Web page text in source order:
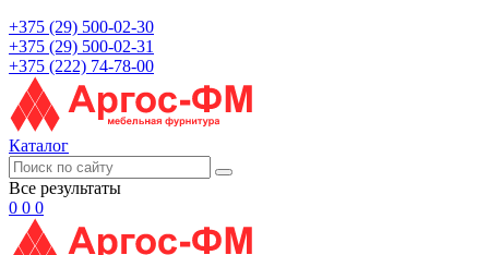
+375 (29) 500-02-30
+375 (29) 500-02-31
+375 (222) 74-78-00
Каталог
Все результаты
0 0 0